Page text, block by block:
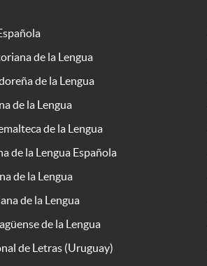
de la Lengua
de la Lengua
de la Lengua
de la Lengua
de la Lengua Española
de la Lengua
de la Lengua
de la Lengua
de Letras (Uruguay)